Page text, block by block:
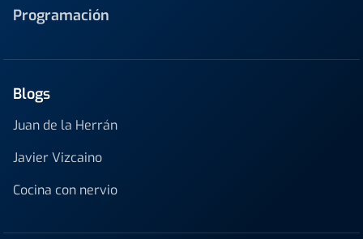
Programación
Blogs
Juan de la Herrán
Javier Vizcaino
Cocina con nervio